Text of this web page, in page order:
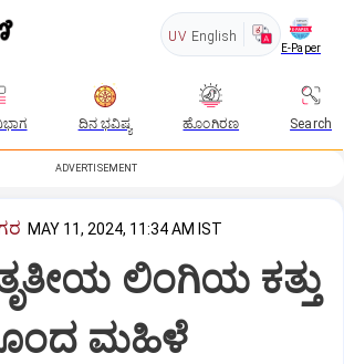
UV English
E-Paper
ದಿನ ಭವಿಷ್ಯ ಹೊಂಗಿರಣ Search
ADVERTISEMENT
MAY 11, 2024, 11:34 AM IST
ಲಿಂಗಿಯ ಕತ್ತು
ಮಹಿಳೆ